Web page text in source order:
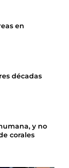
en
décadas
y no
corales